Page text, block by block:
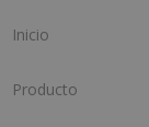
Inicio
Producto